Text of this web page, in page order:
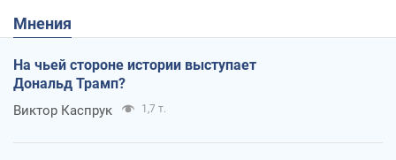
Мнения
На чьей стороне истории выступает
Дональд Трамп?
Виктор Каспрук 1,7 т.